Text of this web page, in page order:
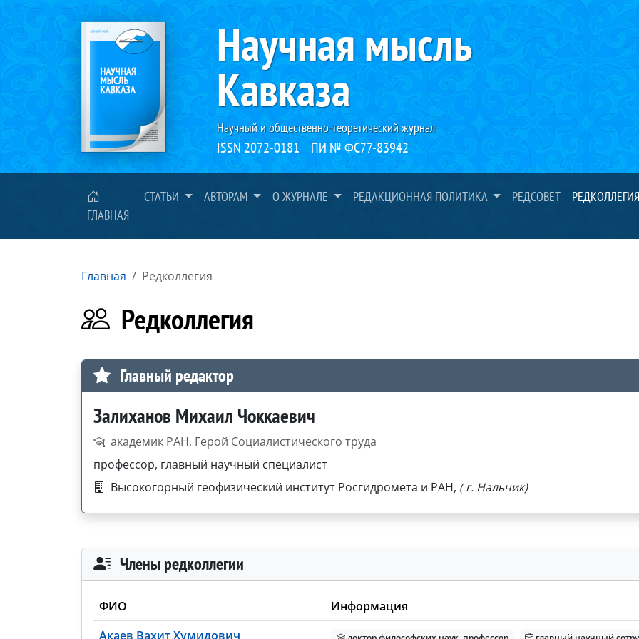
Научная мысль
Кавказа
Научный и общественно-теоретический журнал
ISSN 2072-0181 ПИ № ФС77-83942
ГЛАВНАЯ
СТАТЬИ АВТОРАМ О ЖУРНАЛЕ РЕДАКЦИОННАЯ ПОЛИТИКА РЕДСОВЕТ РЕДКОЛЛЕГИЯ
Главная Редколлегия
Редколлегия
Главный редактор
Залиханов Михаил Чоккаевич
академик РАН, Герой Социалистического труда
профессор, главный научный специалист
Высокогорный геофизический институт Росгидромета и РАН, ( г. Нальчик)
Члены редколлегии
ФИО
Информация
Акаев Вахит Хумидович
доктор философских наук, профессор главный научный